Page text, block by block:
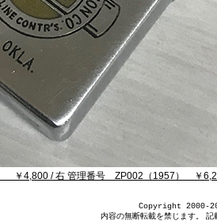
￥4,800 /右 管理番号 ZP002（1957） ￥
Copyright 2000-
内容の無断転載を禁じます。